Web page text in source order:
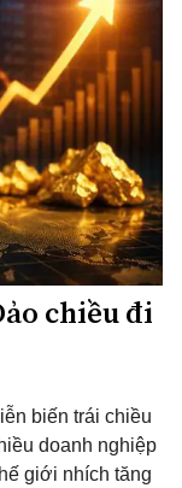
chiều đi
biến trái chiều
doanh nghiệp
giới nhích tăng